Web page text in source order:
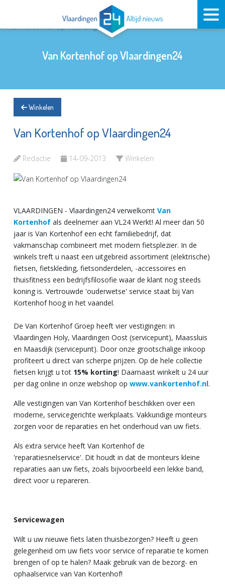
Van Kortenhof op Vlaardingen24
Winkelen
Van Kortenhof op Vlaardingen24
Redactie 14-09-2013 Winkelen
VLAARDINGEN - Vlaardingen24 verwelkomt Van
Kortenhof als deelnemer aan VL24 Werkt! Al meer dan 50
jaar is Van Kortenhof een echt familiebedrijf, dat
vakmanschap combineert met modern fietsplezier. In de
winkels treft u naast een uitgebreid assortiment (elektrische)
fietsen, fietskleding, fietsonderdelen, -accessoires en
thuisfitness een bedrijfsfilosofie waar de klant nog steeds
koning is. Vertrouwde 'ouderwetse' service staat bij Van
Kortenhof hoog in het vaandel.
De Van Kortenhof Groep heeft vier vestigingen: in
Vlaardingen Holy, Vlaardingen Oost (servicepunt), Maassluis
en Maasdijk (servicepunt). Door onze grootschalige inkoop
profiteert u direct van scherpe prijzen. Op de hele collectie
fietsen krijgt u tot 15% korting! Daarnaast winkelt u 24 uur
per dag online in onze webshop op www.vankortenhof.nl.
Alle vestigingen van Van Kortenhof beschikken over een
moderne, servicegerichte werkplaats. Vakkundige monteurs
zorgen voor de reparaties en het onderhoud van uw fiets.
Als extra service heeft Van Kortenhof de
'reparatiesnelservice'. Dit houdt in dat de monteurs kleine
reparaties aan uw fiets, zoals bijvoorbeeld een lekke band,
direct voor u repareren.
Servicewagen
Wilt u uw nieuwe fiets laten thuisbezorgen? Heeft u geen
gelegenheid om uw fiets voor service of reparatie te komen
brengen of op te halen? Maak gebruik van de bezorg- en
ophaalservice van Van Kortenhof!